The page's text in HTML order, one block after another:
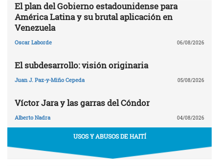
El plan del Gobierno estadounidense para
América Latina y su brutal aplicación en
Venezuela
Oscar Laborde 06/08/2026
El subdesarrollo: visión originaria
Juan J. Paz-y-Miño Cepeda 05/08/2026
Víctor Jara y las garras del Cóndor
Alberto Nadra 04/08/2026
USOS Y ABUSOS DE HAITÍ